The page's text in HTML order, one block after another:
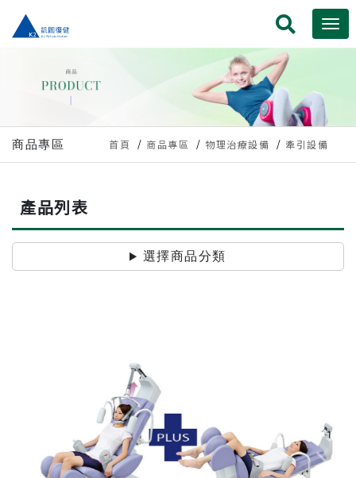
商品專區 首頁 商品專區 物理治療設備 牽引設備
產品列表
選擇商品分類